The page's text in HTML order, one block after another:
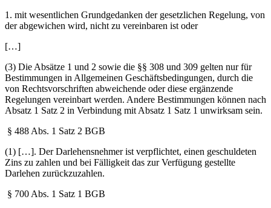
1. mit wesentlichen Grundgedanken der gesetzlichen Regelung, von
der abgewichen wird, nicht zu vereinbaren ist oder
[…]
(3) Die Absätze 1 und 2 sowie die §§ 308 und 309 gelten nur für
Bestimmungen in Allgemeinen Geschäftsbedingungen, durch die
von Rechtsvorschriften abweichende oder diese ergänzende
Regelungen vereinbart werden. Andere Bestimmungen können nach
Absatz 1 Satz 2 in Verbindung mit Absatz 1 Satz 1 unwirksam sein.
§ 488 Abs. 1 Satz 2 BGB
(1) […]. Der Darlehensnehmer ist verpflichtet, einen geschuldeten
Zins zu zahlen und bei Fälligkeit das zur Verfügung gestellte
Darlehen zurückzuzahlen.
§ 700 Abs. 1 Satz 1 BGB